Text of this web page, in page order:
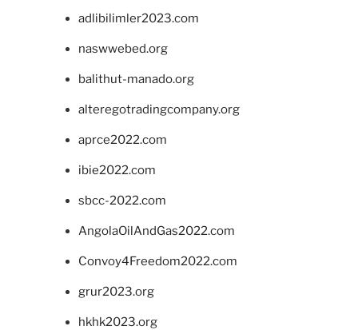
adlibilimler2023.com
naswwebed.org
balithut-manado.org
alteregotradingcompany.org
aprce2022.com
ibie2022.com
sbcc-2022.com
AngolaOilAndGas2022.com
Convoy4Freedom2022.com
grur2023.org
hkhk2023.org